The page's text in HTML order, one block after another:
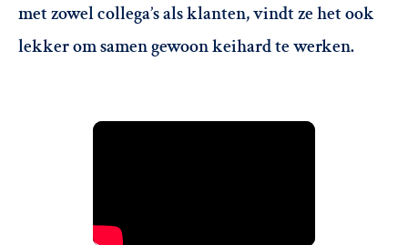
met zowel collega’s als klanten, vindt ze het ook
lekker om samen gewoon keihard te werken.